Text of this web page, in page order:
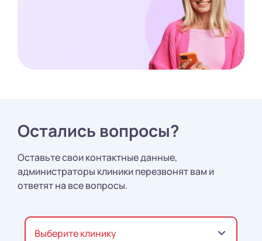
Остались вопросы?
Оставьте свои контактные данные,
администраторы клиники перезвонят вам и
ответят на все вопросы.
Выберите клинику